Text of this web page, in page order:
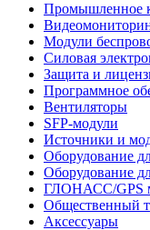
Промышленное
Модули
Силовая
Защита и
Программное
Вентиляторы
SFP-модули
Источники и
Оборудование
Оборудование
ГЛОНАСС/GPS
Общественный
Аксессуары